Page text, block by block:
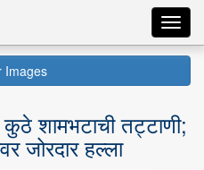
Images
शामभटाची तट्टाणी;
जोरदार हल्ला